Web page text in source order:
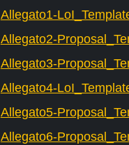
Allegato1-
Allegato2-
Allegato3-
Allegato4-
Allegato5-
Allegato6-